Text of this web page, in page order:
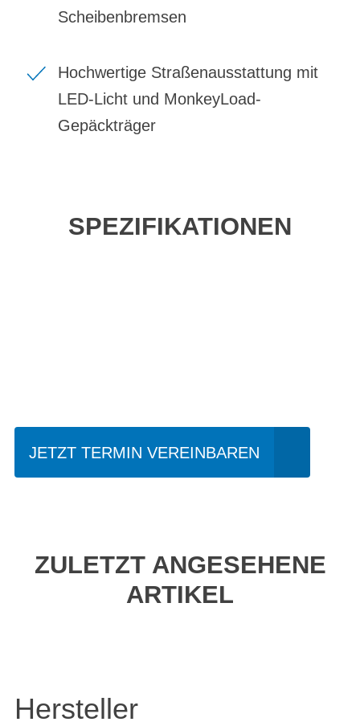
Scheibenbremsen
Hochwertige Straßenausstattung mit
LED-Licht und MonkeyLoad-
Gepäckträger
SPEZIFIKATIONEN
JETZT TERMIN VEREINBAREN
ZULETZT ANGESEHENE
ARTIKEL
Hersteller